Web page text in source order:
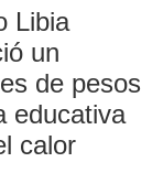
Libia
un
de pesos
educativa
calor